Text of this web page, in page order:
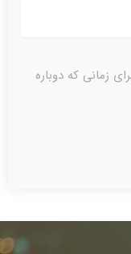
زمانی که دوباره